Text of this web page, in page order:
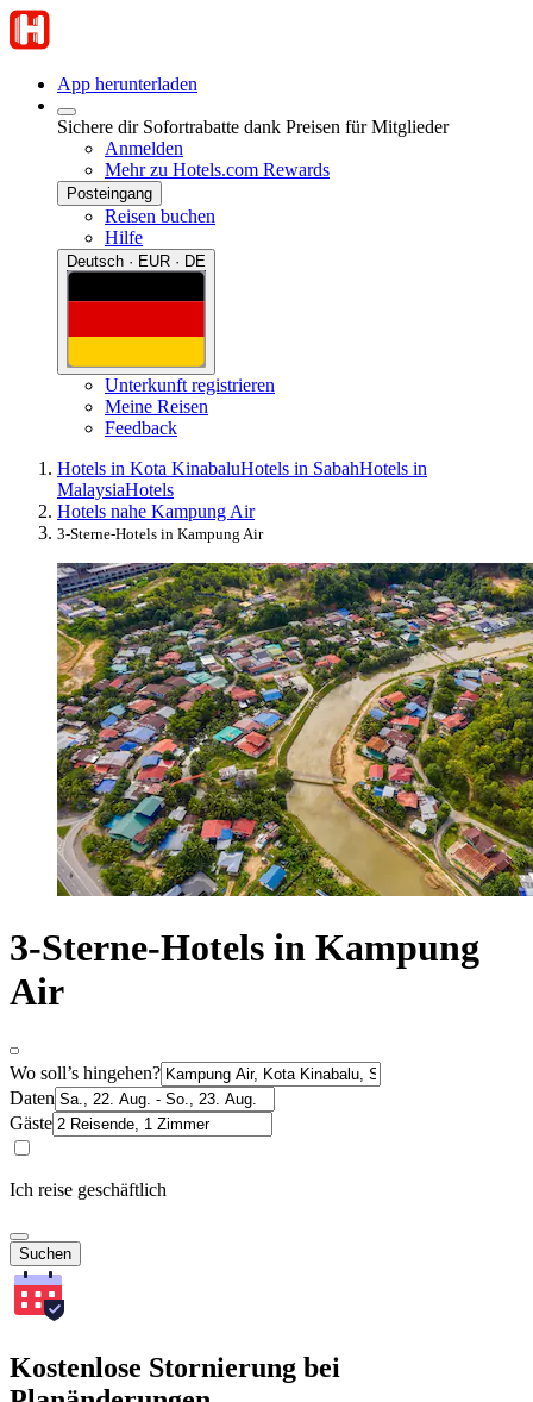
App herunterladen
Sichere dir Sofortrabatte dank Preisen für Mitglieder
Anmelden
Mehr zu Hotels.com Rewards
Posteingang
Reisen buchen
Hilfe
Deutsch · EUR · DE
Unterkunft registrieren
Meine Reisen
Feedback
Hotels in Kota KinabaluHotels in SabahHotels in
MalaysiaHotels
Hotels nahe Kampung Air
3-Sterne-Hotels in Kampung Air
3-Sterne-Hotels in Kampung
Air
Wo soll’s hingehen?
Daten
Gäste
Ich reise geschäftlich
Suchen
Kostenlose Stornierung bei